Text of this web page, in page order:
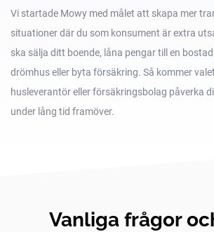
Vi startade Mowy med målet att skapa mer
situationer där du som konsument är extra
ska sälja ditt boende, låna pengar till en
drömhus eller byta försäkring. Så kommer
husleverantör eller försäkringsbolag påverka
under lång tid framöver.
Vanliga frågor